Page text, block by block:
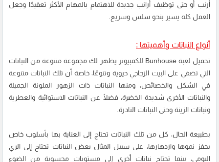
أرنب أو حتى توظيف أرانب جديدة للاهتمام بالمهام الأكثر تعقيدًا وجعل
العمل كله يسير بنحو سلس وسريع.
أنواع النباتات وأهميتها :
تحميل لعبة Bunhouse للكمبيوتر يظهر لك مجموعة متنوعة من النباتات
التي تضفي على البيت الزجاجي حيوية وتنوعًا، خاصة أن تلك النباتات متنوعة
في الشكل والخصائص، ومنها النباتات ذات الزهور الملونة الجميلة
والنباتات الأخرى شديدة الخضرة، فضلًا عن النباتات الاستوائية والعطرية
ونباتات الزينة وحتى النباتات النادرة.
بطبيعة الحال، كل من تلك النباتات تحتاج إلى العناية بها بأسلوب خاص
يحفز نموها وازدهارها، على سبيل المثال بعض النباتات تحتاج إلى الري
اليومي، بينما تحتاج نباتات أخرى إلى مستويات محسوبة من الضوء